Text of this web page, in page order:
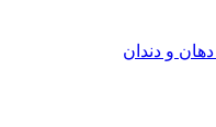
و دندان